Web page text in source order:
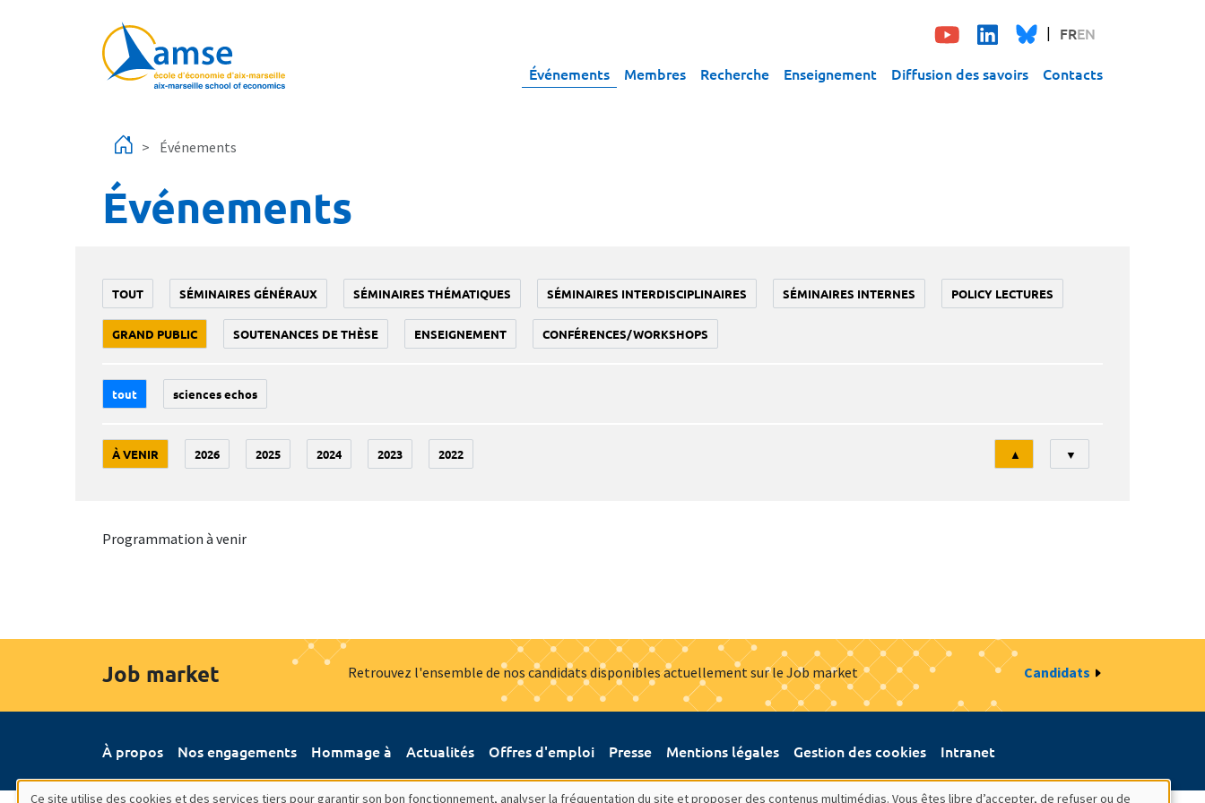
FREN
Événements Membres Recherche Enseignement Diffusion des savoirs Contacts
Événements
Événements
TOUT SÉMINAIRES GÉNÉRAUX SÉMINAIRES THÉMATIQUES SÉMINAIRES INTERDISCIPLINAIRES SÉMINAIRES INTERNES POLICY LECTURES
GRAND PUBLIC SOUTENANCES DE THÈSE ENSEIGNEMENT CONFÉRENCES/WORKSHOPS
tout sciences echos
À VENIR 2026 2025 2024 2023 2022
Tri
▲ ▼
Programmation à venir
Job market Retrouvez l'ensemble de nos candidats disponibles actuellement sur le Job market Candidats
À propos Nos engagements Hommage à Actualités Offres d'emploi Presse Mentions légales Gestion des cookies Intranet
Ce site utilise des cookies et des services tiers pour garantir son bon fonctionnement, analyser la fréquentation du site et proposer des contenus multimédias. Vous êtes libre d’accepter, de refuser ou de